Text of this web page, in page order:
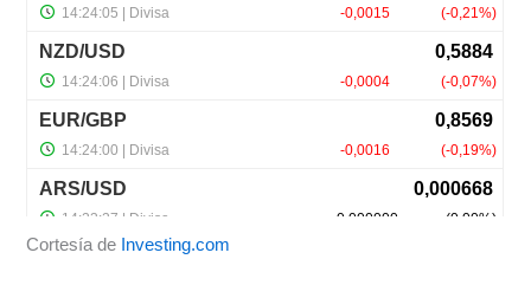
Cortesía de Investing.com